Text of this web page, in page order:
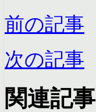
前の記事
次の記事
関連記事